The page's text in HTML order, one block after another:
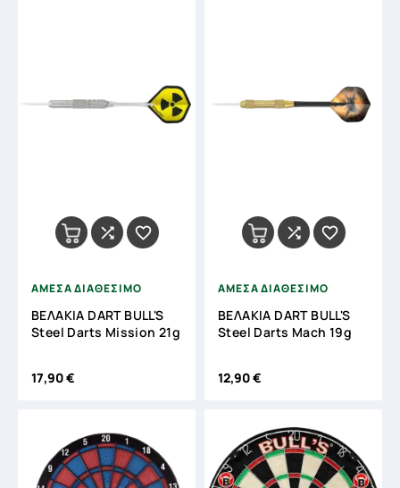
 
ΑΜΕΣΑ ΔΙΑΘΕΣΙΜΟ
ΒΕΛΑΚΙΑ DART BULL'S
Steel Darts Mission 21g
17,90 €
 
ΑΜΕΣΑ ΔΙΑΘΕΣΙΜΟ
ΒΕΛΑΚΙΑ DART BULL'S
Steel Darts Mach 19g
12,90 €